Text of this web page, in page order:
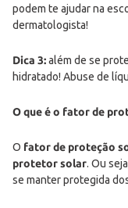
podem te ajudar na
dermatologista!
Dica 3:além de se
hidratado! Abuse de
O que é o fator de
O fator de proteção
protetor solar. Ou
se manter protegida